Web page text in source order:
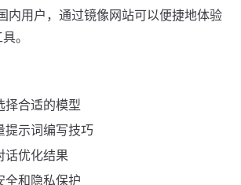
内用户，通过镜像网站可以便捷地体验
。
合适的模型
提示词编写技巧
话优化结果
和隐私保护